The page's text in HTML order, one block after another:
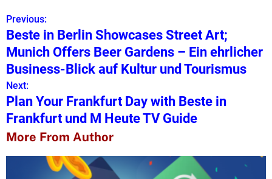
P
o
s
t
n
a
v
Previous:
Beste in Berlin Showcases Street Art;
Munich Offers Beer Gardens – Ein ehrlicher
Business-Blick auf Kultur und Tourismus
Next:
Plan Your Frankfurt Day with Beste in
Frankfurt und M Heute TV Guide
More From Author